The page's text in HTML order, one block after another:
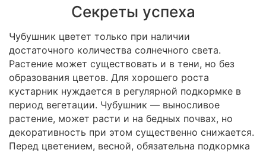
Секреты успеха
Чубушник цветет только при наличии
достаточного количества солнечного света.
Растение может существовать и в тени, но без
образования цветов. Для хорошего роста
кустарник нуждается в регулярной подкормке в
период вегетации. Чубушник — выносливое
растение, может расти и на бедных почвах, но
декоративность при этом существенно снижается.
Перед цветением, весной, обязательна подкормка